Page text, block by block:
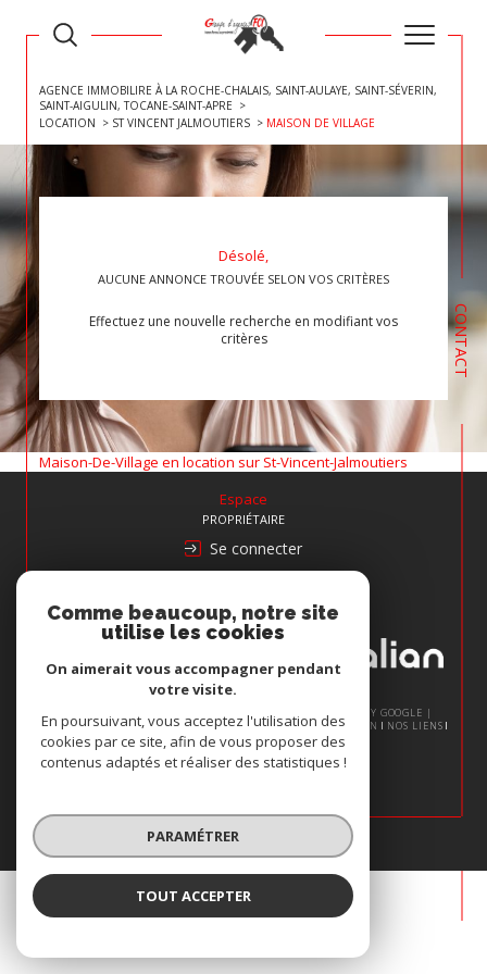
CONTACT
AGENCE IMMOBILIRE À LA ROCHE-CHALAIS, SAINT-AULAYE, SAINT-SÉVERIN,
SAINT-AIGULIN, TOCANE-SAINT-APRE
LOCATION
ST VINCENT JALMOUTIERS MAISON DE VILLAGE
Désolé,
AUCUNE ANNONCE TROUVÉE SELON VOS CRITÈRES
Effectuez une nouvelle recherche en modifiant vos
critères
Maison-De-Village en location sur St-Vincent-Jalmoutiers
Espace
PROPRIÉTAIRE
Se connecter
ADHÉRONS
© 2026 | TOUS DROITS RÉSERVÉS | TRADUCTION POWERED BY GOOGLE |
NOS HONORAIRES
PLAN DU SITE MENTIONS LÉGALES ADMIN
NOS LIENS
POLITIQUE RGPD
COOKIES
Comme beaucoup, notre site
utilise les cookies
On aimerait vous accompagner pendant
votre visite.
En poursuivant, vous acceptez l'utilisation des
cookies par ce site, afin de vous proposer des
contenus adaptés et réaliser des statistiques !
PARAMÉTRER
TOUT ACCEPTER